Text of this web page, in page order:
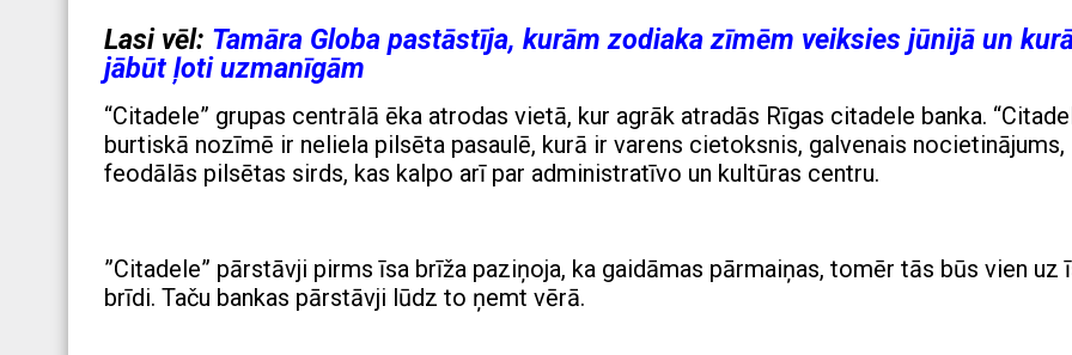
Lasi vēl: Tamāra Globa pastāstīja, kurām zodiaka zīmēm veiksies jūnijā un
jābūt ļoti uzmanīgām
“Citadele” grupas centrālā ēka atrodas vietā, kur agrāk atradās Rīgas citadele banka.
burtiskā nozīmē ir neliela pilsēta pasaulē, kurā ir varens cietoksnis, galvenais nocietinājums,
feodālās pilsētas sirds, kas kalpo arī par administratīvo un kultūras centru.
”Citadele” pārstāvji pirms īsa brīža paziņoja, ka gaidāmas pārmaiņas, tomēr tās būs vien uz
brīdi. Taču bankas pārstāvji lūdz to ņemt vērā.